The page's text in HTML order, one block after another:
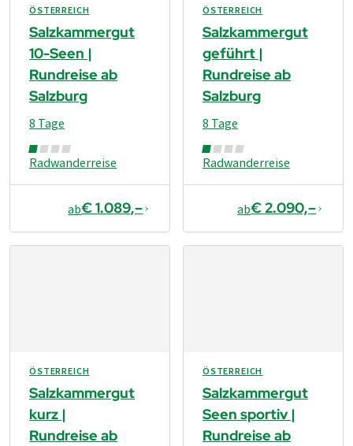
ÖSTERREICH
Salzkammergut
10-Seen |
Rundreise ab
Salzburg
Radwanderreise
8 Tage
ab€ 1.089,–
ÖSTERREICH
Salzkammergut
geführt |
Rundreise ab
Salzburg
Radwanderreise
8 Tage
ab€ 2.090,–
ÖSTERREICH
Salzkammergut
kurz |
Rundreise ab
ÖSTERREICH
Salzkammergut
Seen sportiv |
Rundreise ab